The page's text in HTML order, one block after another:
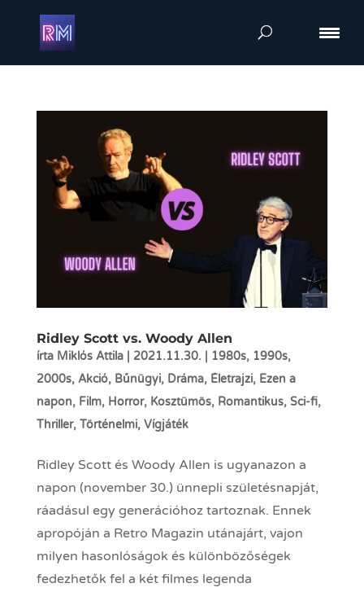
Ridley Scott vs. Woody Allen
írta Miklós Attila| 2021.11.30. 1980s, 1990s,
2000s, Akció, Bűnügyi, Dráma, Életrajzi, Ezen a
napon, Film, Horror, Kosztümös, Romantikus, Sci-fi,
Thriller, Történelmi, Vígjáték
Ridley Scott és Woody Allen is ugyanazon a
napon (november 30.) ünnepli születésnapját,
ráadásul egy generációhoz tartoznak. Ennek
apropóján a Retro Magazin utánajárt, vajon
milyen hasonlóságok és különbözőségek
fedezhetők fel a két filmes legenda